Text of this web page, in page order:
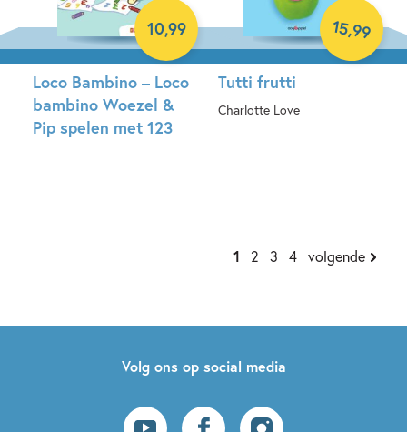
Loco Bambino – Loco
bambino Woezel &
Pip spelen met 123
10,99
Tutti frutti
Charlotte Love
15,99
1 2 3 4 volgende
Volg ons op social media